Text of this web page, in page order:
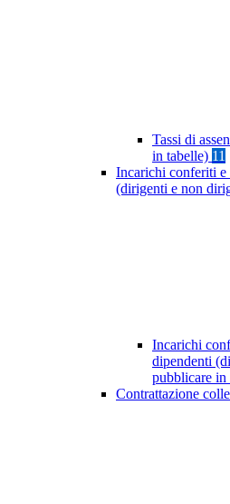
Tassi di
in tabelle) 11
Incarichi conferiti e
(dirigenti e non
Incarichi
dipendenti
pubblicare in
Contrattazione